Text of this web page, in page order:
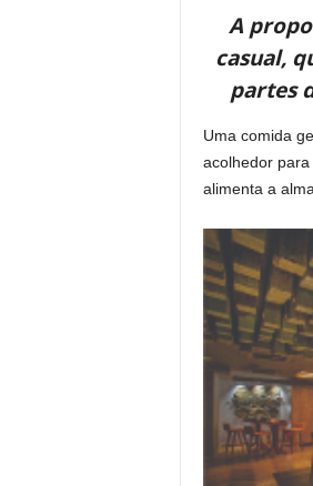
A
casual,
partes
Uma comida
acolhedor
alimenta a